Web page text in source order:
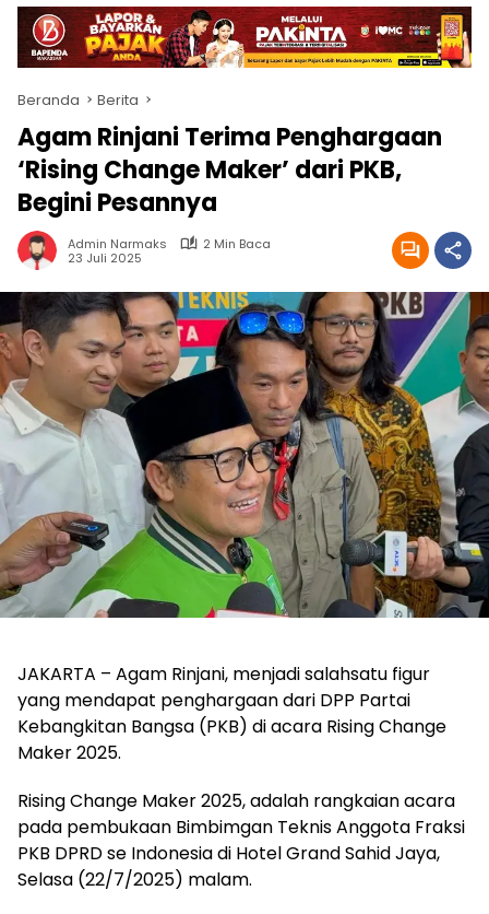
Beranda Berita
Agam Rinjani Terima Penghargaan
‘Rising Change Maker’ dari PKB,
Begini Pesannya
Admin Narmaks
2 Min Baca
23 Juli 2025
JAKARTA – Agam Rinjani, menjadi salahsatu figur
yang mendapat penghargaan dari DPP Partai
Kebangkitan Bangsa (PKB) di acara Rising Change
Maker 2025.
Rising Change Maker 2025, adalah rangkaian acara
pada pembukaan Bimbimgan Teknis Anggota Fraksi
PKB DPRD se Indonesia di Hotel Grand Sahid Jaya,
Selasa (22/7/2025) malam.